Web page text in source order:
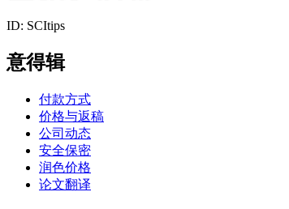
ID: SCItips
意得辑
付款方式
价格与返稿
公司动态
安全保密
润色价格
论文翻译